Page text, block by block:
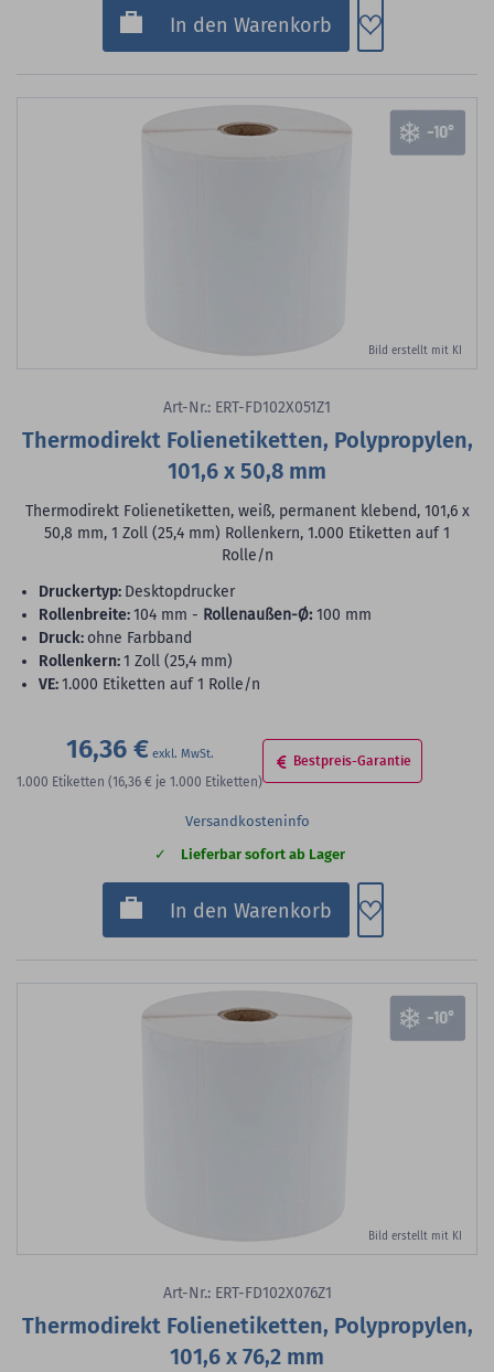
In den Warenkorb Zum
Bild erstellt mit KI
Art-Nr.: ERT-FD102X051Z1
Thermodirekt Folienetiketten, Polypropylen,
101,6 x 50,8 mm
Thermodirekt Folienetiketten, weiß, permanent klebend, 101,6 x
50,8 mm, 1 Zoll (25,4 mm) Rollenkern, 1.000 Etiketten auf 1
Rolle/n
Druckertyp: Desktopdrucker
Rollenbreite:104 mm - Rollenaußen-Ø: 100 mm
Druck: ohne Farbband
Rollenkern:1 Zoll (25,4 mm)
VE:1.000 Etiketten auf 1 Rolle/n
16,36 €
1.000 Etiketten (16,36 € je 1.000 Etiketten)
Bestpreis-Garantie
Versandkosteninfo
Lieferbar sofort ab Lager
In den Warenkorb Zum
Bild erstellt mit KI
Art-Nr.: ERT-FD102X076Z1
Thermodirekt Folienetiketten, Polypropylen,
101,6 x 76,2 mm